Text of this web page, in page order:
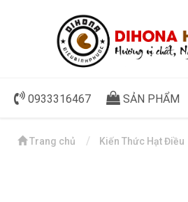
0933316467 SẢN PHẨM
Trang chủ Kiến Thức Hạt Điều